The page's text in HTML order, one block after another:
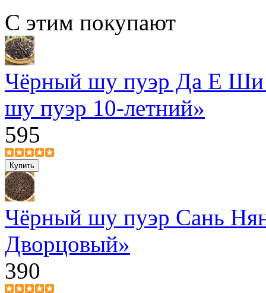
С этим покупают
Чёрный шу пуэр Да Е Ши
шу пуэр 10-летний»
595
Чёрный шу пуэр Сань
Дворцовый»
390